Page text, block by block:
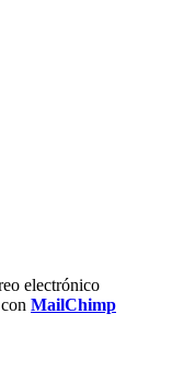
electrónico
MailChimp